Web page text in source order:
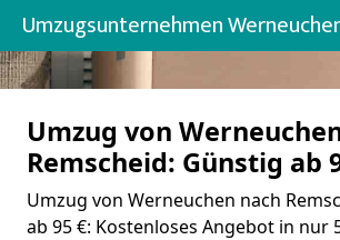
Umzugsunternehmen
Umzug von
Remscheid: Günstig ab
Umzug von Werneuchen nach
ab 95 €: Kostenloses Angebot in nur